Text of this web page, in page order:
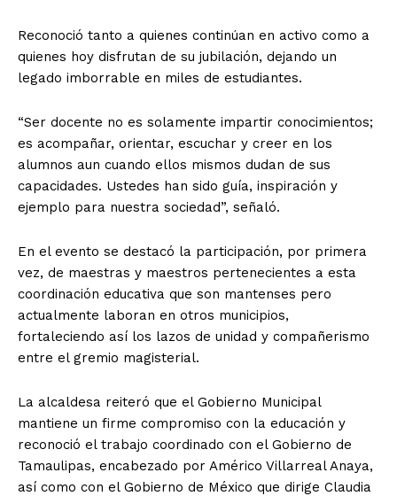
Reconoció tanto a quienes continúan en activo como a
quienes hoy disfrutan de su jubilación, dejando un
legado imborrable en miles de estudiantes.
“Ser docente no es solamente impartir conocimientos;
es acompañar, orientar, escuchar y creer en los
alumnos aun cuando ellos mismos dudan de sus
capacidades. Ustedes han sido guía, inspiración y
ejemplo para nuestra sociedad”, señaló.
En el evento se destacó la participación, por primera
vez, de maestras y maestros pertenecientes a esta
coordinación educativa que son mantenses pero
actualmente laboran en otros municipios,
fortaleciendo así los lazos de unidad y compañerismo
entre el gremio magisterial.
La alcaldesa reiteró que el Gobierno Municipal
mantiene un firme compromiso con la educación y
reconoció el trabajo coordinado con el Gobierno de
Tamaulipas, encabezado por Américo Villarreal Anaya,
así como con el Gobierno de México que dirige Claudia